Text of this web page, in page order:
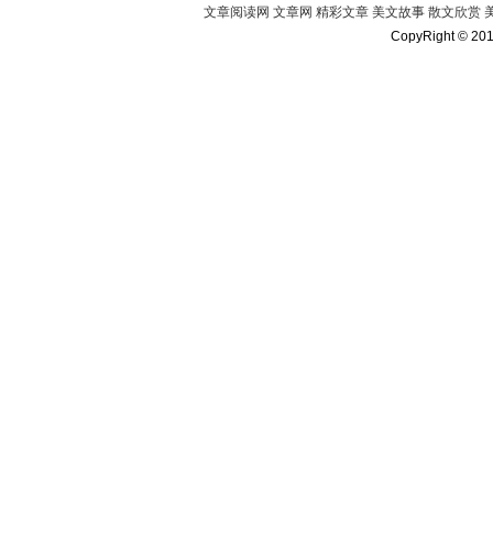
文章阅读网 文章网 精彩文章 美文故事 散文欣赏
CopyRight ©